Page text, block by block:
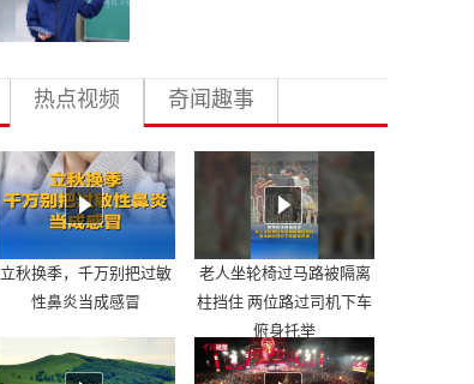
热点视频 奇闻趣事
立秋换季，千万别把过敏
性鼻炎当成感冒
老人坐轮椅过马路被隔离
柱挡住 两位路过司机下车
俯身托举